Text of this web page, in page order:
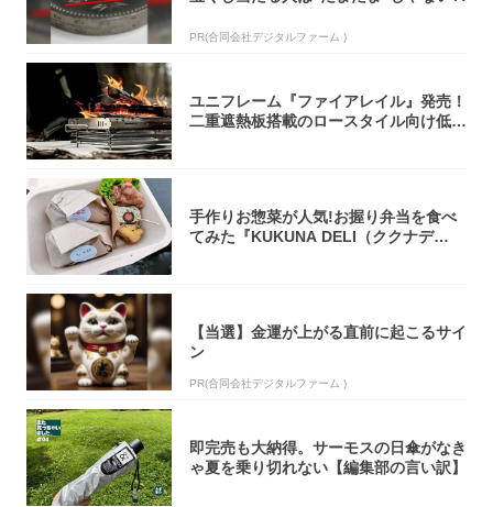
PR(合同会社デジタルファーム )
ユニフレーム『ファイアレイル』発売！
二重遮熱板搭載のロースタイル向け低型
手作りお惣菜が人気!お握り弁当を食べ
てみた『KUKUNA DELI（ククナデ
【当選】金運が上がる直前に起こるサイ
ン
PR(合同会社デジタルファーム )
即完売も大納得。サーモスの日傘がなき
ゃ夏を乗り切れない【編集部の言い訳】